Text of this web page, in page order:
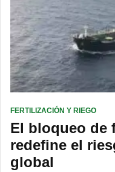
FERTILIZACIÓN Y RIEGO
El bloqueo de
redefine el
global